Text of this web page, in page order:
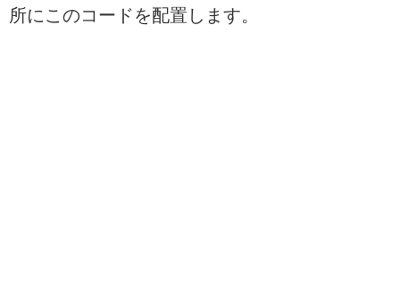
所にこのコードを配置します。